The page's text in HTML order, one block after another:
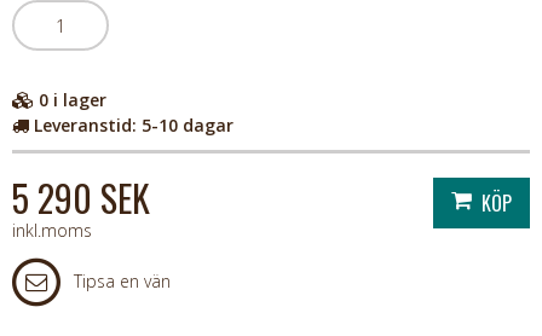
0 i lager
Leveranstid: 5-10 dagar
5 290 SEK
inkl.moms
Tipsa en vän